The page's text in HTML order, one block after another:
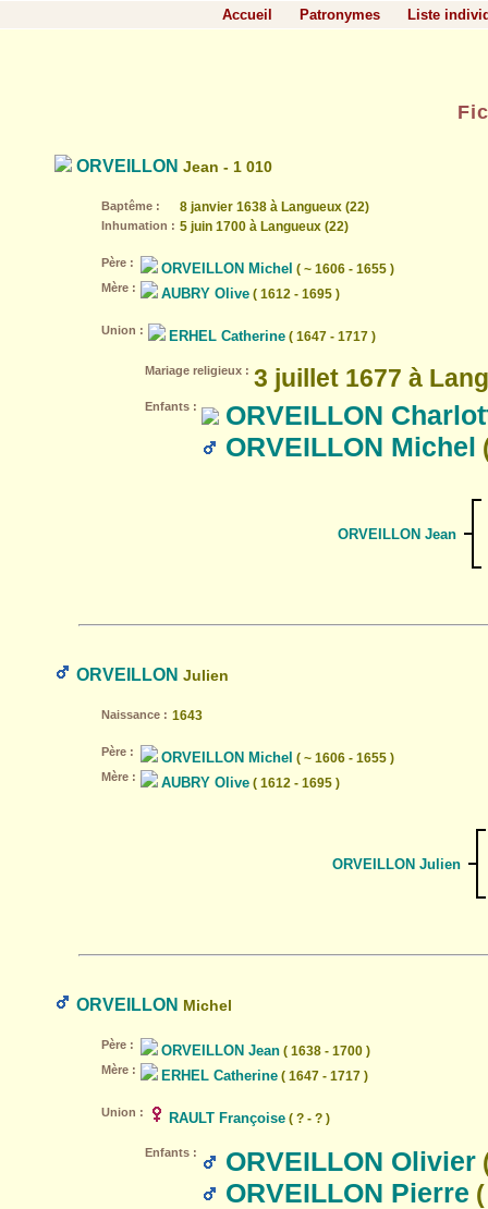
Accueil Patronymes Liste
ORVEILLON Jean - 1 010
Baptême : 8 janvier 1638 à Langueux (22)
Inhumation : 5 juin 1700 à Langueux (22)
Père : ORVEILLON Michel ( ~ 1606 - 1655 )
Mère : AUBRY Olive ( 1612 - 1695 )
Union : ERHEL Catherine ( 1647 - 1717 )
Mariage religieux : 3 juillet 1677 à
Enfants :
ORVEILLON
ORVEILLON Michel
ORVEILLON Jean
ORVEILLON Julien
Naissance : 1643
Père : ORVEILLON Michel ( ~ 1606 - 1655 )
Mère : AUBRY Olive ( 1612 - 1695 )
ORVEILLON Julien
ORVEILLON Michel
Père : ORVEILLON Jean ( 1638 - 1700 )
Mère : ERHEL Catherine ( 1647 - 1717 )
Union : RAULT Françoise ( ? - ? )
Enfants : ORVEILLON Olivier
ORVEILLON Pierre